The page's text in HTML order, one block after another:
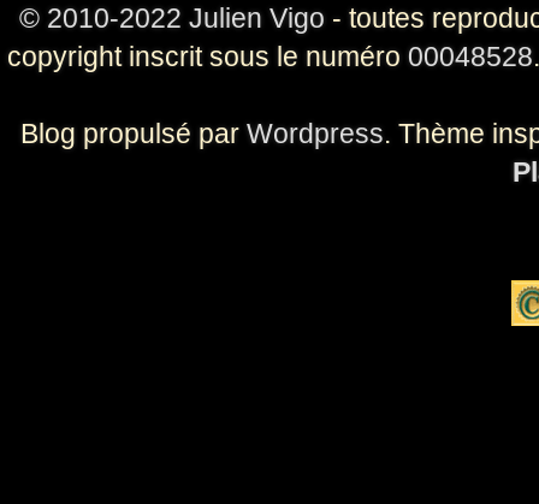
© 2010-2022 Julien Vigo - toutes
copyright inscrit sous le numéro 00048528
Blog propulsé par Wordpress. Thème